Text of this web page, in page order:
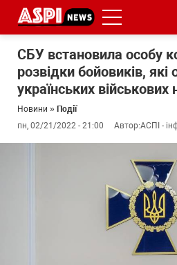
СБУ встановила особу
розвідки бойовиків, які
українських військових
Новини » Події
пн, 02/21/2022 - 21:00
Автор:АСПІ -
#ДФС